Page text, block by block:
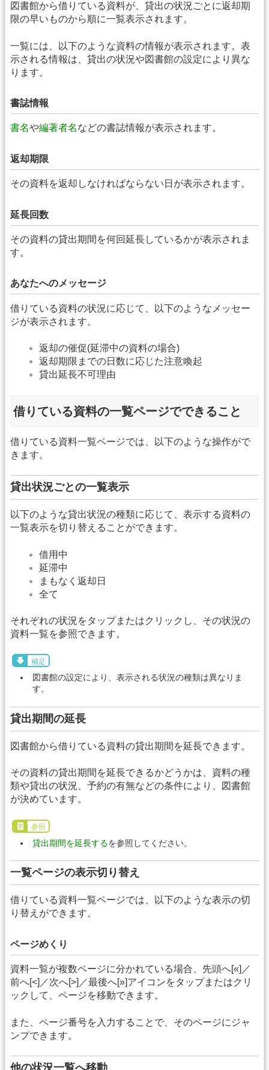
図書館から借りている資料が、貸出の状況ごとに返却期
限の早いものから順に一覧表示されます。
一覧には、以下のような資料の情報が表示されます。表
示される情報は、貸出の状況や図書館の設定により異な
ります。
書誌情報
書名や編著者名などの書誌情報が表示されます。
返却期限
その資料を返却しなければならない日が表示されます。
延長回数
その資料の貸出期間を何回延長しているかが表示されま
す。
あなたへのメッセージ
借りている資料の状況に応じて、以下のようなメッセー
ジが表示されます。
返却の催促(延滞中の資料の場合)
返却期限までの日数に応じた注意喚起
貸出延長不可理由
借りている資料の一覧ページでできること
借りている資料一覧ページでは、以下のような操作がで
きます。
貸出状況ごとの一覧表示
以下のような貸出状況の種類に応じて、表示する資料の
一覧表示を切り替えることができます。
借用中
延滞中
まもなく返却日
全て
それぞれの状況をタップまたはクリックし、その状況の
資料一覧を参照できます。
補足
図書館の設定により、表示される状況の種類は異なりま
す。
貸出期間の延長
図書館から借りている資料の貸出期間を延長できます。
その資料の貸出期間を延長できるかどうかは、資料の種
類や貸出の状況、予約の有無などの条件により、図書館
が決めています。
参照
貸出期間を延長するを参照してください。
一覧ページの表示切り替え
借りている資料一覧ページでは、以下のような表示の切
り替えができます。
ページめくり
資料一覧が複数ページに分かれている場合、先頭へ[«]／
前へ[<]／次へ[>]／最後へ[»]アイコンをタップまたはクリ
ックして、ページを移動できます。
また、ページ番号を入力することで、そのページにジャ
ンプできます。
他の状況一覧へ移動